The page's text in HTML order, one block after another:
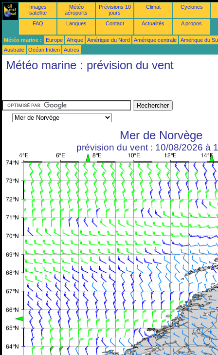
Images
satellite
Météo
aéroports
Prévisions 10
jours
Climat Cyclones
FAQ Langues Contact Actualités A propos
Météo marine : Europe Afrique Amérique du Nord Amérique centrale
Amérique du
Australie
Océan Indien Autres
Météo marine : prévision du vent
Mer de Norvège
prévision du vent : 10/08/2026 à